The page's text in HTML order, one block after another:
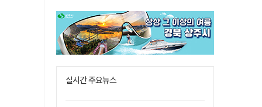
실시간 주요뉴스